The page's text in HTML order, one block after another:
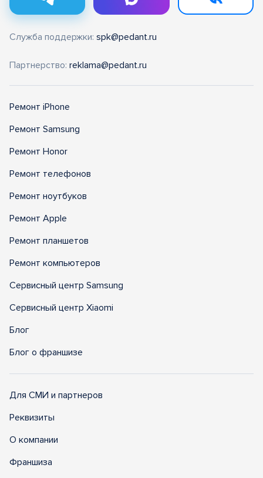
Служба поддержки: spk@pedant.ru
Партнерство: reklama@pedant.ru
Ремонт iPhone
Ремонт Samsung
Ремонт Honor
Ремонт телефонов
Ремонт ноутбуков
Ремонт Apple
Ремонт планшетов
Ремонт компьютеров
Сервисный центр Samsung
Сервисный центр Xiaomi
Блог
Блог о франшизе
Для СМИ и партнеров
Реквизиты
О компании
Франшиза